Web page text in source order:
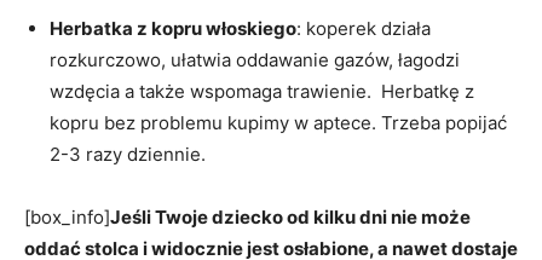
Herbatka z kopru włoskiego: koperek działa
rozkurczowo, ułatwia oddawanie gazów, łagodzi
wzdęcia a także wspomaga trawienie. Herbatkę z
kopru bez problemu kupimy w aptece. Trzeba popijać
2-3 razy dziennie.
[box_info]Jeśli Twoje dziecko od kilku dni nie może
oddać stolca i widocznie jest osłabione, a nawet dostaje